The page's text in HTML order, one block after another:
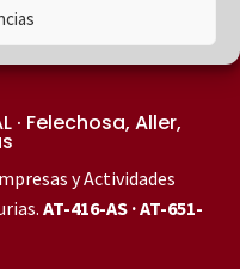
· Felechosa, Aller,
y Actividades
AT-416-AS · AT-651-